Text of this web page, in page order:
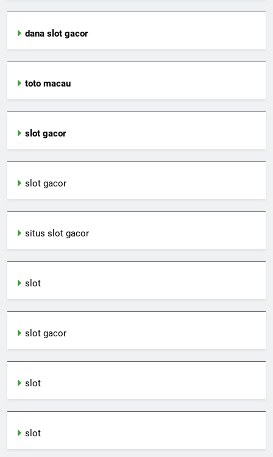
dana slot gacor
toto macau
slot gacor
slot gacor
situs slot gacor
slot
slot gacor
slot
slot